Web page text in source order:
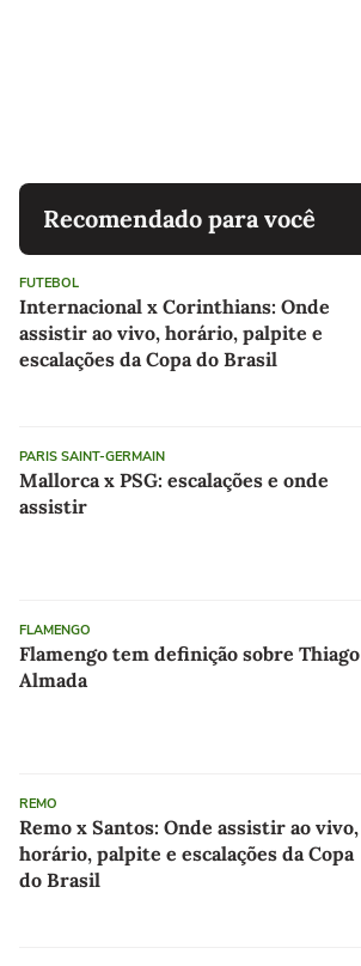
Recomendado para você
FUTEBOL
Internacional x Corinthians: Onde
assistir ao vivo, horário, palpite e
escalações da Copa do Brasil
PARIS SAINT-GERMAIN
Mallorca x PSG: escalações e onde
assistir
FLAMENGO
Flamengo tem definição sobre Thiago
Almada
REMO
Remo x Santos: Onde assistir ao vivo,
horário, palpite e escalações da Copa
do Brasil